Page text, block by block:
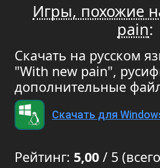
Игры, похожие
pain:
Скачать на русском
"With new pain",
дополнительные
Скачать для
Рейтинг: 5,00 / 5